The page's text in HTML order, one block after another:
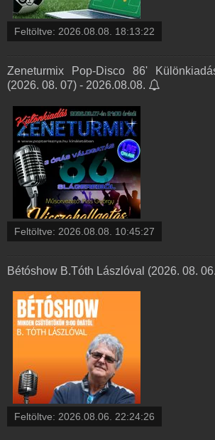
Feltöltve: 2026.08.08. 18:13:22
Zeneturmix Pop-Disco 86'
(2026. 08. 07) - 2026.08.08.
Feltöltve: 2026.08.08. 10:45:27
Bétóshow B.Tóth Lászlóval (2026. 08.
Feltöltve: 2026.08.06. 22:24:26